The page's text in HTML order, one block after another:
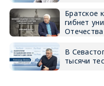
Братское
гибнет
Отечества
В
тысячи